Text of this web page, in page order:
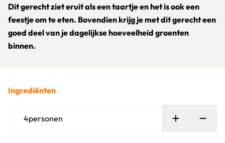
Dit gerecht ziet eruit als een taartje en het is ook een
feestje om te eten. Bovendien krijg je met dit gerecht een
goed deel van je dagelijkse hoeveelheid groenten
binnen.
Ingrediënten
4personen Persoon